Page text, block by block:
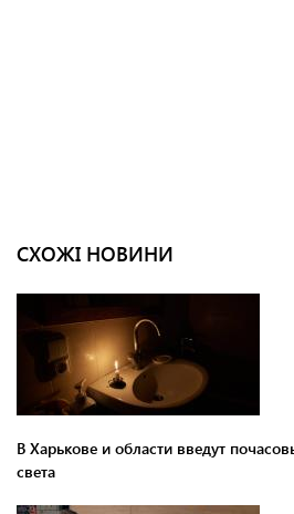
СХОЖІ НОВИНИ
В Харькове и области введут
света